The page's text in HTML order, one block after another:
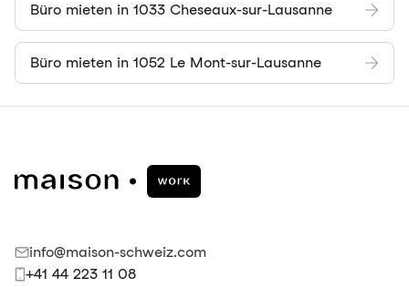
Büro mieten in 1033 Cheseaux-sur-Lausanne
Büro mieten in 1052 Le Mont-sur-Lausanne
info@maison-schweiz.com
+41 44 223 11 08